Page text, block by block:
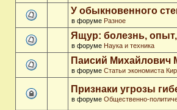
У обыкновенного
в форуме Разное
Ящур: болезнь,
в форуме Наука и техника
Паисий Михайлович
в форуме Статьи экономиста
Признаки угрозы
в форуме Общественно-